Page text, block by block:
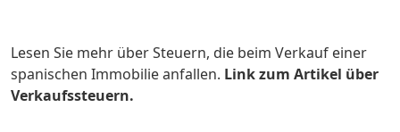
Lesen Sie mehr über Steuern, die beim Verkauf einer
spanischen Immobilie anfallen. Link zum Artikel über
Verkaufssteuern.